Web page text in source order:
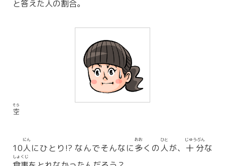
と答えた人の割合。
空
そら
10人
にん
にひとり!? なんでそんなに多
おお
くの人
ひと
が、 十分
じゅうぶん
な
しょくじ